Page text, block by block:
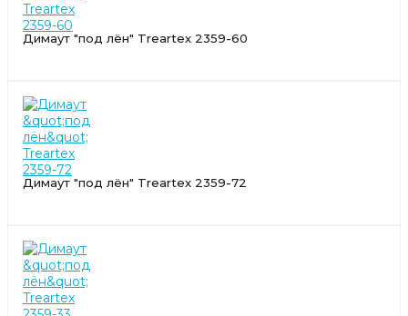
Димаут "под лён" Treartex 2359-60
Димаут "под лён" Treartex 2359-72